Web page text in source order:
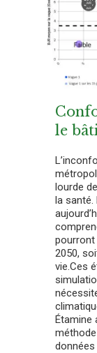
le
lourde
la
pourront
2050,
vie.Ces
Étamine